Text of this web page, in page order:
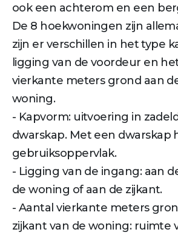
ook een achterom en een
De 8 hoekwoningen zijn
zijn er verschillen in het type
ligging van de voordeur en
vierkante meters grond aan
woning.
- Kapvorm: uitvoering in
dwarskap. Met een dwarskap
gebruiksoppervlak.
- Ligging van de ingang: aan
de woning of aan de zijkant.
- Aantal vierkante meters
zijkant van de woning: ruimte